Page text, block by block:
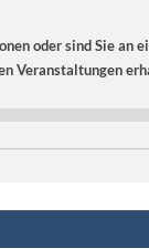
oder sind Sie an
Veranstaltungen